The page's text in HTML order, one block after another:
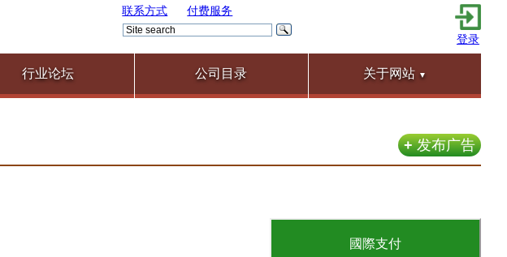
联系方式 付费服务
登录
行业论坛 公司目录 关于网站 ▼
+发布广告
國際支付